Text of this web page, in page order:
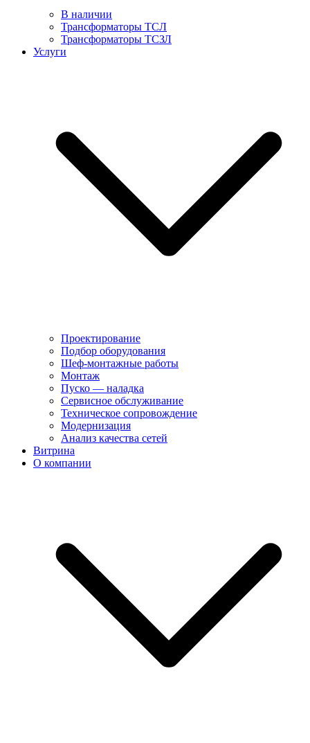
В наличии
Трансформаторы ТСЛ
Трансформаторы ТСЗЛ
Услуги
Проектирование
Подбор оборудования
Шеф-монтажные работы
Монтаж
Пуско — наладка
Сервисное обслуживание
Техническое сопровождение
Модернизация
Анализ качества сетей
Витрина
О компании